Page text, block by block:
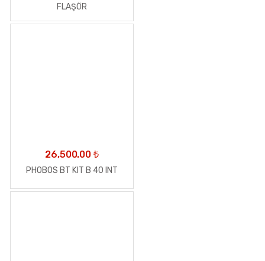
FLAŞÖR
26,500.00 ₺
PHOBOS BT KIT B 40 INT